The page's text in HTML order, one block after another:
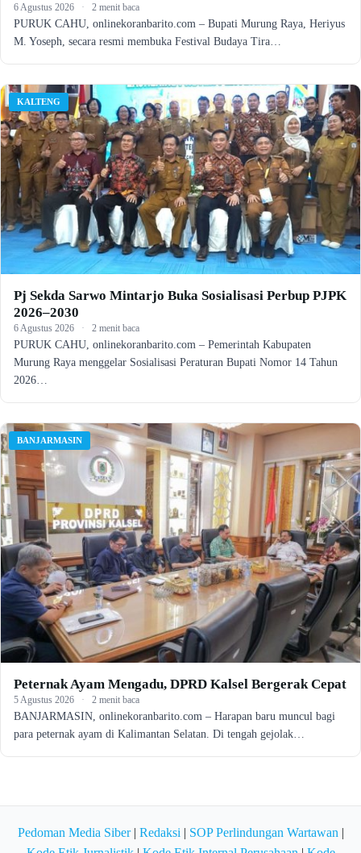
6 Agustus 2026 · 2 menit baca
PURUK CAHU, onlinekoranbarito.com – Bupati Murung Raya, Heriyus
M. Yoseph, secara resmi membuka Festival Budaya Tira…
KALTENG
Pj Sekda Sarwo Mintarjo Buka Sosialisasi Perbup PJPK
2026–2030
6 Agustus 2026 · 2 menit baca
PURUK CAHU, onlinekoranbarito.com – Pemerintah Kabupaten
Murung Raya menggelar Sosialisasi Peraturan Bupati Nomor 14 Tahun
2026…
BANJARMASIN
Peternak Ayam Mengadu, DPRD Kalsel Bergerak Cepat
5 Agustus 2026 · 2 menit baca
BANJARMASIN, onlinekoranbarito.com – Harapan baru muncul bagi
para peternak ayam di Kalimantan Selatan. Di tengah gejolak…
Pedoman Media Siber| Redaksi | SOP Perlindungan Wartawan |